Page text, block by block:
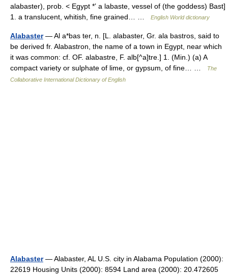
alabaster), prob. < Egypt *ʼ a labaste, vessel of (the goddess) Bast]
1. a translucent, whitish, fine grained… …
English World dictionary
Alabaster— Al a*bas ter, n. [L. alabaster, Gr. ala bastros, said to
be derived fr. Alabastron, the name of a town in Egypt, near which
it was common: cf. OF. alabastre, F. alb[^a]tre.] 1. (Min.) (a) A
compact variety or sulphate of lime, or gypsum, of fine… …
The
Collaborative International Dictionary of English
Alabaster— Alabaster, AL U.S. city in Alabama Population (2000):
22619 Housing Units (2000): 8594 Land area (2000): 20.472605